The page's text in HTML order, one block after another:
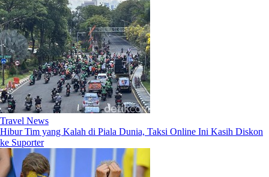
Travel News
Hibur Tim yang Kalah di Piala Dunia, Taksi Online Ini Kasih Diskon
ke Suporter